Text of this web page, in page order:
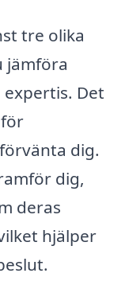
tre olika
jämföra
Det
dig.
dig,
deras
hjälper